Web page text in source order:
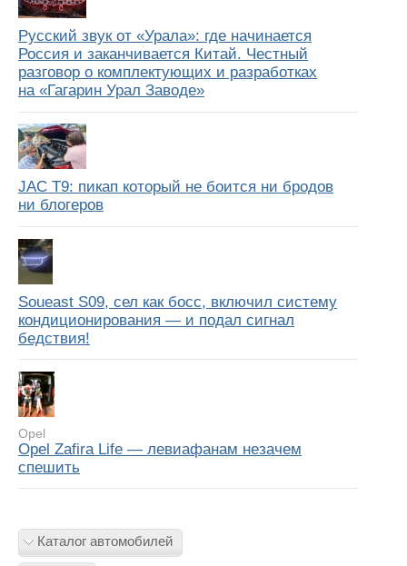
Русский звук от «Урала»: где начинается
Россия и заканчивается Китай. Честный
разговор о комплектующих и разработках
на «Гагарин Урал Заводе»
JAC T9: пикап который не боится ни бродов
ни блогеров
Soueast S09, сел как босс, включил систему
кондиционирования — и подал сигнал
бедствия!
Opel
Opel Zafira Life — левиафанам незачем
спешить
Каталог автомобилей